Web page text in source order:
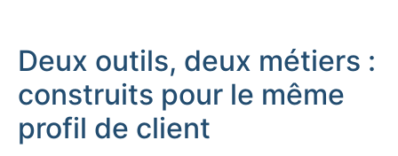
Deux outils, deux métiers :
construits pour le même
profil de client